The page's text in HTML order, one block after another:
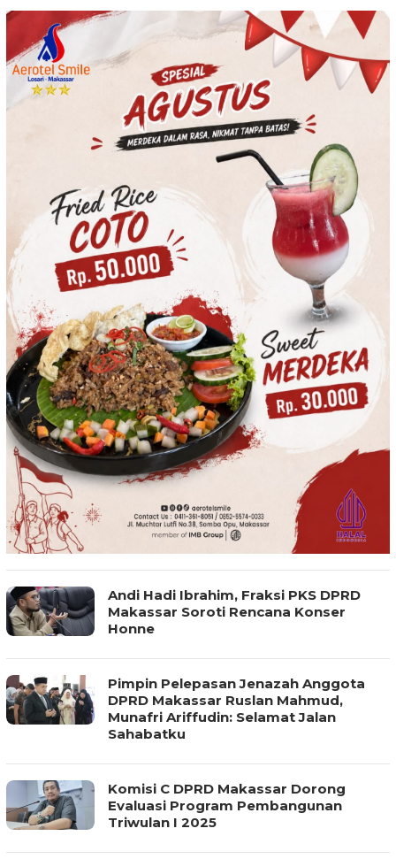
Andi Hadi Ibrahim, Fraksi PKS DPRD
Makassar Soroti Rencana Konser
Honne
Pimpin Pelepasan Jenazah Anggota
DPRD Makassar Ruslan Mahmud,
Munafri Ariffudin: Selamat Jalan
Sahabatku
Komisi C DPRD Makassar Dorong
Evaluasi Program Pembangunan
Triwulan I 2025